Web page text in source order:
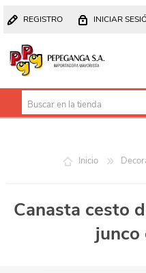
REGISTRO INICIAR
Inicio
Canasta cesto
junco